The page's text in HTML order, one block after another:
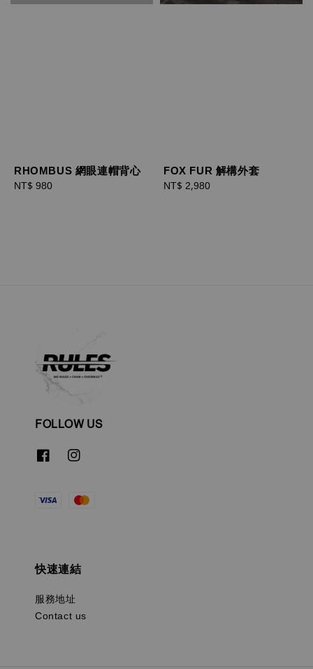
RHOMBUS 網眼連帽背心
Regular
NT$ 980
FOX FUR 解構外套
Regular
NT$ 2,980
FOLLOW US
快速連結
服務地址
Contact us